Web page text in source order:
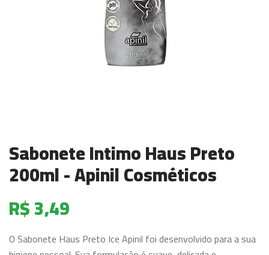
Sabonete Intimo Haus Preto
200ml - Apinil Cosméticos
R$ 3,49
O Sabonete Haus Preto Ice Apinil foi desenvolvido para a sua